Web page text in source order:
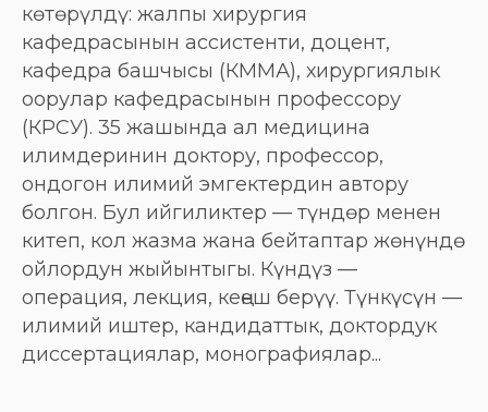
көтөрүлдү: жалпы хирургия
кафедрасынын ассистенти, доцент,
кафедра башчысы (КММА), хирургиялык
оорулар кафедрасынын профессору
(КРСУ). 35 жашында ал медицина
илимдеринин доктору, профессор,
ондогон илимий эмгектердин автору
болгон. Бул ийгиликтер — түндөр менен
китеп, кол жазма жана бейтаптар жөнүндө
ойлордун жыйынтыгы. Күндүз —
операция, лекция, кеңеш берүү. Түнкүсүн —
илимий иштер, кандидаттык, доктордук
диссертациялар, монографиялар...